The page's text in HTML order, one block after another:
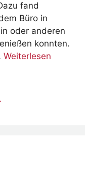
fand
Büro in
oder anderen
konnten.
Weiterlesen